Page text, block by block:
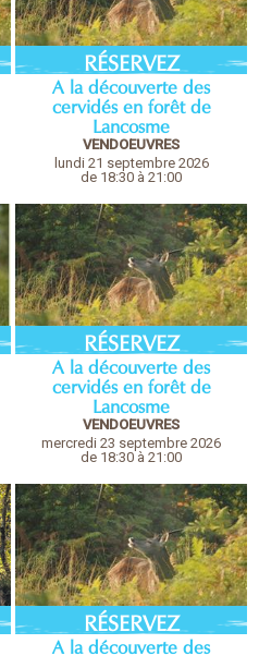
RÉSERVEZ
A la découverte des
cervidés en forêt de
Lancosme
VENDOEUVRES
lundi 21 septembre 2026
de 18:30 à 21:00
RÉSERVEZ
A la découverte des
cervidés en forêt de
Lancosme
VENDOEUVRES
mercredi 23 septembre 2026
de 18:30 à 21:00
RÉSERVEZ
A la découverte des